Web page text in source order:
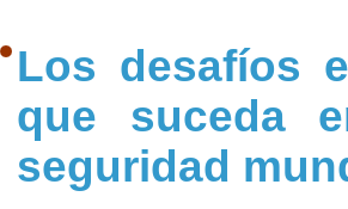
Los desafíos
que suceda
seguridad